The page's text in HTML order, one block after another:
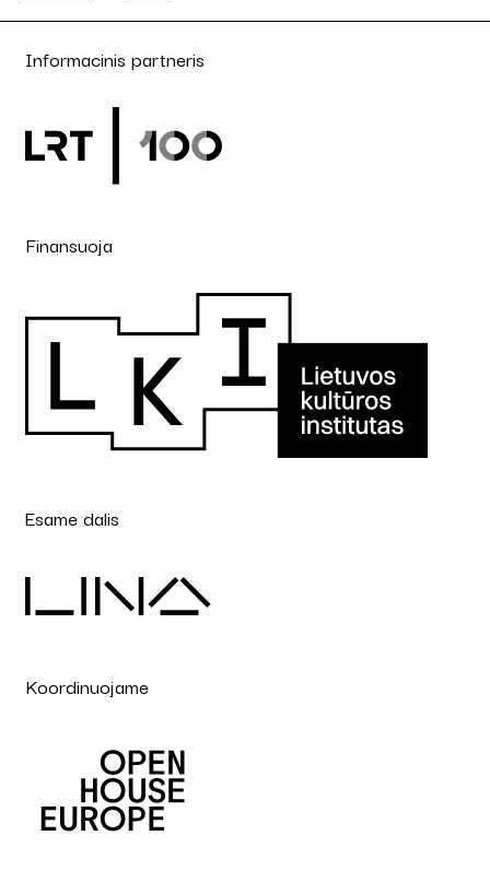
Informacinis partneris
Finansuoja
Esame dalis
Koordinuojame